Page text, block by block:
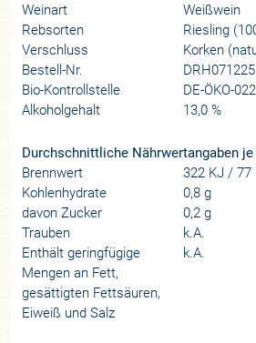
Weinart
Weißwein
Rebsorten
Riesling
Verschluss
Korken
Bestell-Nr.
DRH071225
Bio-Kontrollstelle
DE-ÖKO-022
Alkoholgehalt
13,0 %
Durchschnittliche Nährwertangaben je
Brennwert
322 KJ / 77
Kohlenhydrate
0,8 g
davon Zucker
0,2 g
Trauben
k.A.
Enthält geringfügige
Mengen an Fett,
gesättigten Fettsäuren,
Eiweiß und Salz
k.A.